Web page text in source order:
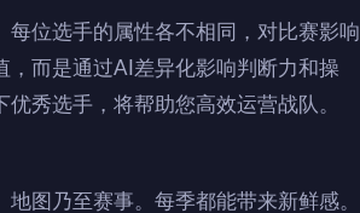
位选手的属性各不相同，对比赛影响
，而是通过AI差异化影响判断力和操
秀选手，将帮助您高效运营战队。
图乃至赛事。每季都能带来新鲜感。